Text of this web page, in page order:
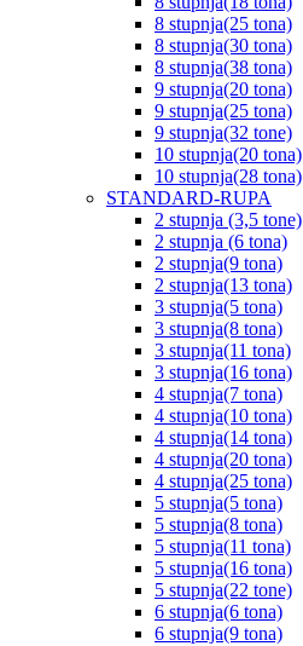
8 stupnja(25 tona)
8 stupnja(30 tona)
8 stupnja(38 tona)
9 stupnja(20 tona)
9 stupnja(25 tona)
9 stupnja(32 tone)
10 stupnja(20 tona)
10 stupnja(28 tona)
STANDARD-RUPA
2 stupnja (3,5 tone)
2 stupnja (6 tona)
2 stupnja(9 tona)
2 stupnja(13 tona)
3 stupnja(5 tona)
3 stupnja(8 tona)
3 stupnja(11 tona)
3 stupnja(16 tona)
4 stupnja(7 tona)
4 stupnja(10 tona)
4 stupnja(14 tona)
4 stupnja(20 tona)
4 stupnja(25 tona)
5 stupnja(5 tona)
5 stupnja(8 tona)
5 stupnja(11 tona)
5 stupnja(16 tona)
5 stupnja(22 tone)
6 stupnja(6 tona)
6 stupnja(9 tona)